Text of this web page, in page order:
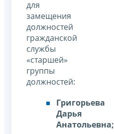
для
замещения
должностей
гражданской
службы
«старшей»
группы
должностей:
Григорьева
Дарья
Анатольевна;